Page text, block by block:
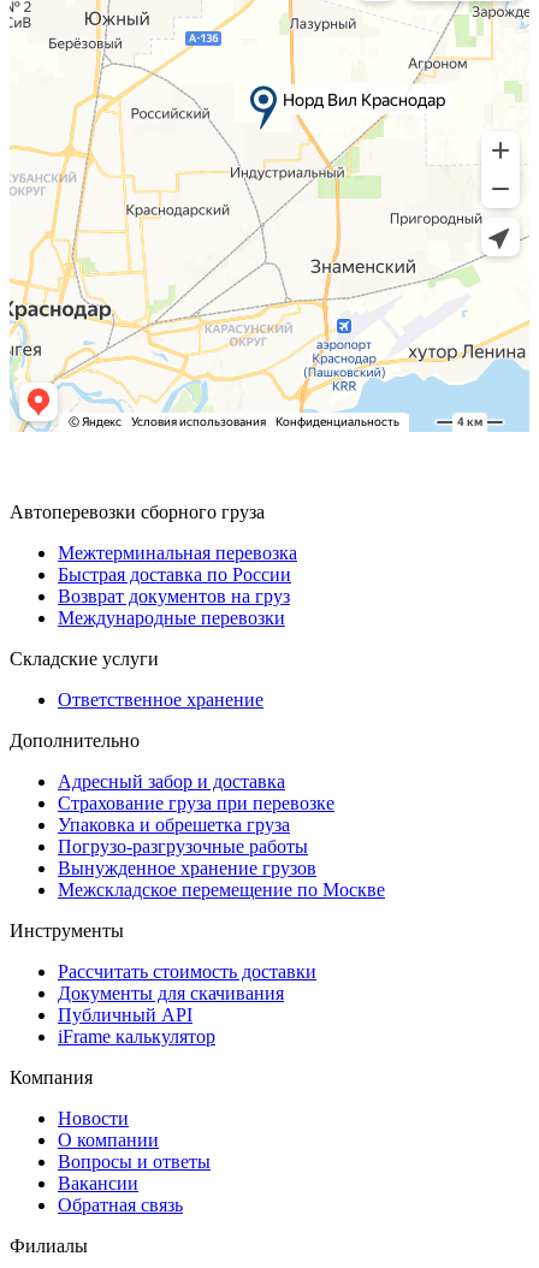
Автоперевозки сборного груза
Межтерминальная перевозка
Быстрая доставка по России
Возврат документов на груз
Международные перевозки
Складские услуги
Ответственное хранение
Дополнительно
Адресный забор и доставка
Страхование груза при перевозке
Упаковка и обрешетка груза
Погрузо-разгрузочные работы
Вынужденное хранение грузов
Межскладское перемещение по Москве
Инструменты
Рассчитать стоимость доставки
Документы для скачивания
Публичный API
iFrame калькулятор
Компания
Новости
О компании
Вопросы и ответы
Вакансии
Обратная связь
Филиалы